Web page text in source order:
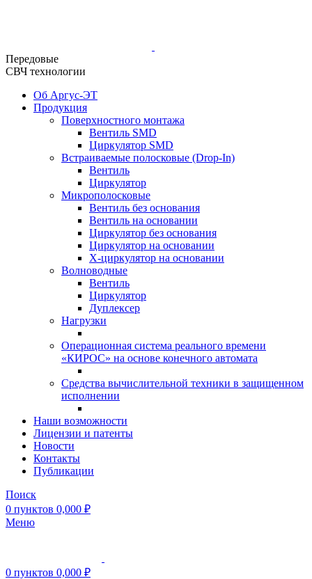
Передовые
СВЧ технологии
Об Аргус-ЭТ
Продукция
Поверхностного монтажа
Вентиль SMD
Циркулятор SMD
Встраиваемые полосковые (Drop-In)
Вентиль
Циркулятор
Микрополосковые
Вентиль без основания
Вентиль на основании
Циркулятор без основания
Циркулятор на основании
Х-циркулятор на основании
Волноводные
Вентиль
Циркулятор
Дуплексер
Нагрузки
Операционная система реального времени
«КИРОС» на основе конечного автомата
Средства вычислительной техники в защищенном
исполнении
Наши возможности
Лицензии и патенты
Новости
Контакты
Публикации
Поиск
0 пунктов 0,000 ₽
Меню
0 пунктов 0,000 ₽